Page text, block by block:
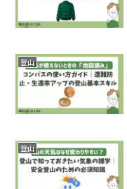
登山
登山